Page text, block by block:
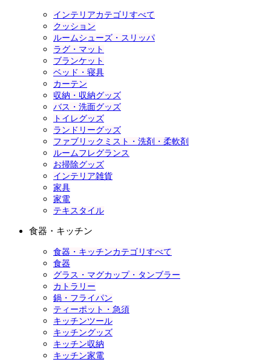
インテリアカテゴリすべて
クッション
ルームシューズ・スリッパ
ラグ・マット
ブランケット
ベッド・寝具
カーテン
収納・収納グッズ
バス・洗面グッズ
トイレグッズ
ランドリーグッズ
ファブリックミスト・洗剤・柔軟剤
ルームフレグランス
お掃除グッズ
インテリア雑貨
家具
家電
テキスタイル
食器・キッチン
食器・キッチンカテゴリすべて
食器
グラス・マグカップ・タンブラー
カトラリー
鍋・フライパン
ティーポット・急須
キッチンツール
キッチングッズ
キッチン収納
キッチン家電